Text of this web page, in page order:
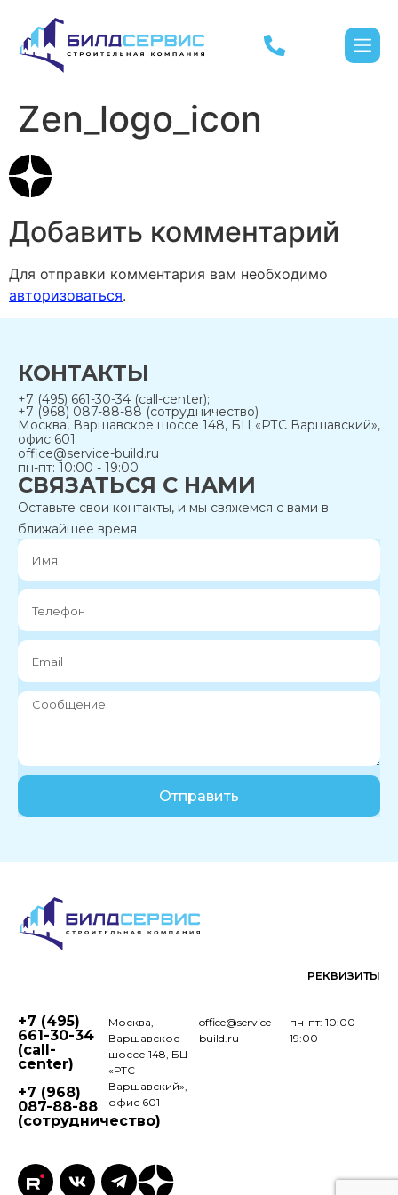
Zen_logo_icon
Добавить комментарий
Для отправки комментария вам необходимо
авторизоваться.
КОНТАКТЫ
+7 (495) 661-30-34 (call-center);
+7 (968) 087-88-88 (сотрудничество)
Москва, Варшавское шоссе 148, БЦ «РТС Варшавский»,
офис 601
office@service-build.ru
пн-пт: 10:00 - 19:00
СВЯЗАТЬСЯ С НАМИ
Оставьте свои контакты, и мы свяжемся с вами в
ближайшее время
Отправить
РЕКВИЗИТЫ
+7 (495)
661-30-34
(call-
center)
+7 (968)
087-88-88
(сотрудничество)
Москва,
Варшавское
шоссе 148, БЦ
«РТС
Варшавский»,
офис 601
пн-пт: 10:00 -
19:00
office@service-
build.ru